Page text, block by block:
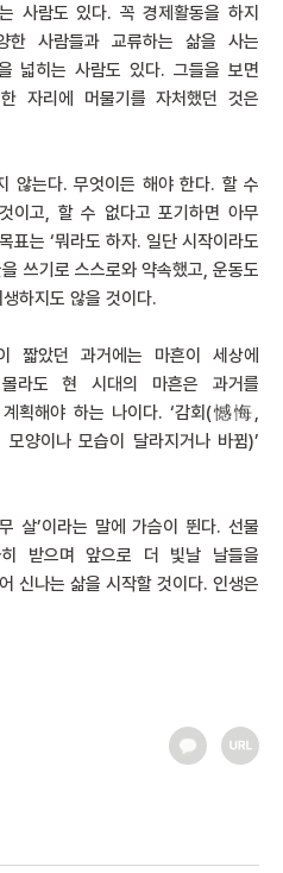
사람도 있다. 꼭 경제활동을 하지
한 사람들과 교류하는 삶을 사는
넓히는 사람도 있다. 그들을 보면
자리에 머물기를 자처했던 것은
않는다. 무엇이든 해야 한다. 할 수
이고, 할 수 없다고 포기하면 아무
표는 ‘뭐라도 하자. 일단 시작이라도
쓰기로 스스로와 약속했고, 운동도
하지도 않을 것이다.
짧았던 과거에는 마흔이 세상에
라도 현 시대의 마흔은 과거를
획해야 하는 나이다. ‘감회(憾悔,
양이나 모습이 달라지거나 바뀜)’
살’이라는 말에 가슴이 뛴다. 선물
받으며 앞으로 더 빛날 날들을
신나는 삶을 시작할 것이다. 인생은